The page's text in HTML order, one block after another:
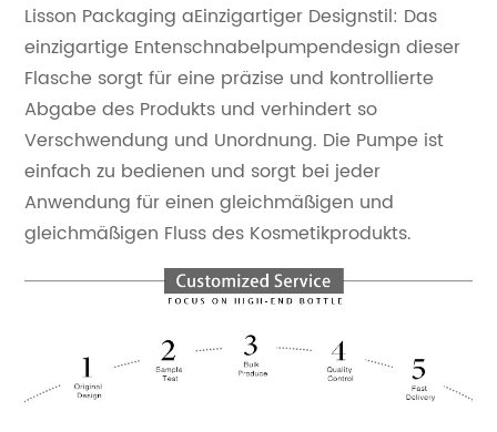
Lisson Packaging aEinzigartiger Designstil: Das
einzigartige Entenschnabelpumpendesign dieser
Flasche sorgt für eine präzise und kontrollierte
Abgabe des Produkts und verhindert so
Verschwendung und Unordnung. Die Pumpe ist
einfach zu bedienen und sorgt bei jeder
Anwendung für einen gleichmäßigen und
gleichmäßigen Fluss des Kosmetikprodukts.